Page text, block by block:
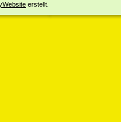
erstellt.